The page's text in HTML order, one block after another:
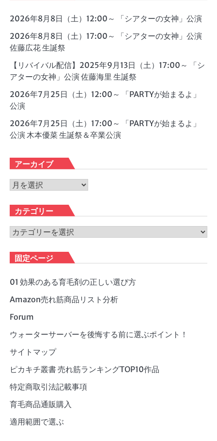
2026年8月8日（土）12:00～ 「シアターの女神」公演
2026年8月8日（土）17:00～ 「シアターの女神」公演
佐藤広花 生誕祭
【リバイバル配信】2025年9月13日（土）17:00～ 「シ
アターの女神」公演 佐藤海里 生誕祭
2026年7月25日（土）12:00～ 「PARTYが始まるよ」
公演
2026年7月25日（土）17:00～ 「PARTYが始まるよ」
公演 木本優菜 生誕祭＆卒業公演
アーカイブ
ア
カ
イ
ブ
カテゴリー
カ
ゴ
リ
ー
固定ページ
01 効果のある育毛剤の正しい選び方
Amazon売れ筋商品リスト分析
Forum
ウォーターサーバーを後悔する前に選ぶポイント！
サイトマップ
ピカキチ叢書 売れ筋ランキングTOP10作品
特定商取引法記載事項
育毛商品通販購入
適用範囲で選ぶ